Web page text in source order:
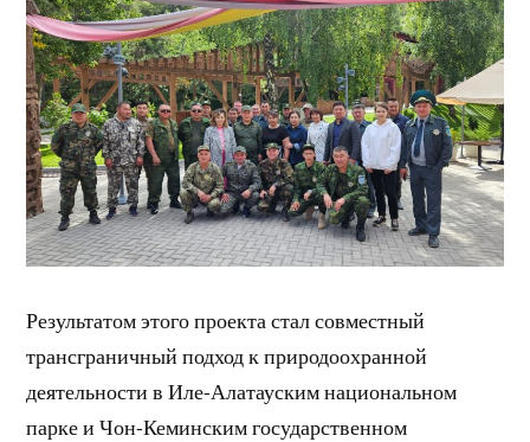
Результатом этого проекта стал совместный
трансграничный подход к природоохранной
деятельности в Иле-Алатауским национальном
парке и Чон-Кеминским государственном